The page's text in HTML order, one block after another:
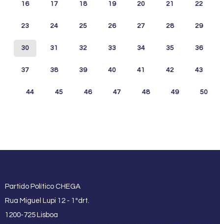
16 17 18 19 20 21 22
23 24 25 26 27 28 29
30 31 32 33 34 35 36
37 38 39 40 41 42 43
44 45 46 47 48 49 50
Partido Político CHEGA
Rua Miguel Lupi 12 - 1ºdrt.
1200-725 Lisboa